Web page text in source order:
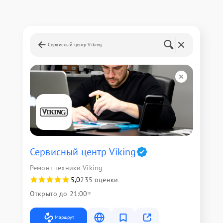
Сервисный центр Viking
Сервисный центр Viking
Ремонт техники Viking
5,0235 оценки
Открыто до 21:00
Маршрут